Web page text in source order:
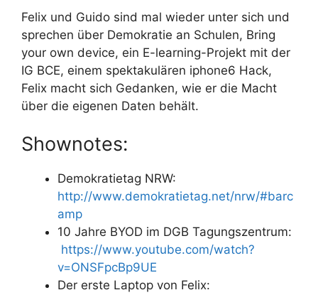
Felix und Guido sind mal wieder unter sich und
sprechen über Demokratie an Schulen, Bring
your own device, ein E-learning-Projekt mit der
IG BCE, einem spektakulären iphone6 Hack,
Felix macht sich Gedanken, wie er die Macht
über die eigenen Daten behält.
Shownotes:
Demokratietag NRW:
http://www.demokratietag.net/nrw/#barc
amp
10 Jahre BYOD im DGB Tagungszentrum:
https://www.youtube.com/watch?
v=ONSFpcBp9UE
Der erste Laptop von Felix: